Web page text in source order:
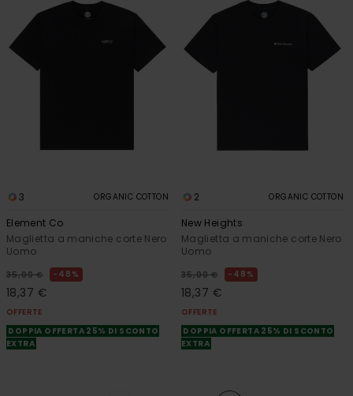
3 ORGANIC COTTON
Element Co
Maglietta a maniche corte Nero
Uomo
35,00 € 48%
18,37 €
OFFERTE
DOPPIA OFFERTA 25% DI SCONTO
EXTRA
2 ORGANIC COTTON
New Heights
Maglietta a maniche corte Nero
Uomo
35,00 € 48%
18,37 €
OFFERTE
DOPPIA OFFERTA 25% DI SCONTO
EXTRA